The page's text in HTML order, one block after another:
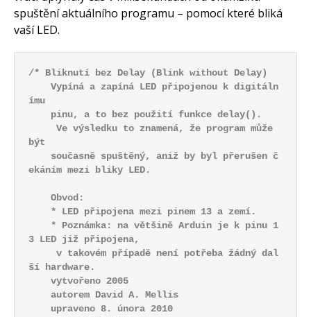
spuštění aktuálního programu – pomocí které bliká
vaší LED.
/* Bliknutí bez Delay (Blink without Delay)
Vypíná a zapíná LED připojenou k digitáln
ímu
pinu, a to bez použití funkce delay().
Ve výsledku to znamená, že program může
být
současně spuštěný, aniž by byl přerušen č
ekáním mezi bliky LED.
Obvod:
* LED připojena mezi pinem 13 a zemí.
* Poznámka: na většině Arduin je k pinu 1
3 LED již připojena,
v takovém případě není potřeba žádný dal
ší hardware.
vytvořeno 2005
autorem David A. Mellis
upraveno 8. února 2010